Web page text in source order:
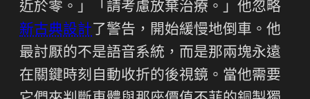
近於零。」「請考慮放棄治療。」他忽略
新古典設計 了警告，開始緩慢地倒車。他
最討厭的不是語音系統，而是那兩塊永遠
在關鍵時刻自動收折的後視鏡。當他需要